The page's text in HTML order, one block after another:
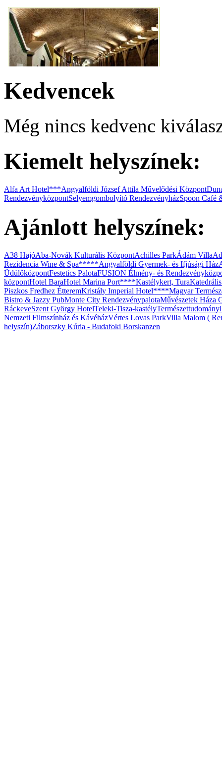
Premium Apartmanház
Budafok Borváros
Kedvencek
Még nincs kedvenc
Kiemelt helyszínek:
Alfa Art Hotel***Angyalföldi József Attila Művelődési Központ
RendezvényközpontSelyemgombolyító RendezvényházSpoon Café
Ajánlott helyszínek:
A38 HajóAba-Novák Kulturális KözpontAchilles ParkÁdám Villa
Rezidencia Wine & Spa*****Angyalföldi Gyermek- és Ifjúsági Ház
ÜdülőközpontFestetics PalotaFUSION Élmény- és
központHotel BaraHotel Marina Port****Kastélykert, Tura
Piszkos Fredhez ÉtteremKristály Imperial Hotel****Magyar
Bistro & Jazzy PubMonte City RendezvénypalotaMűvészetek Háza
RáckeveSzent György HotelTeleki-Tisza-kastély
Nemzeti Filmszínház és KávéházVértes Lovas ParkVilla Malom (
helyszín)Záborszky Kúria - Budafoki Borskanzen